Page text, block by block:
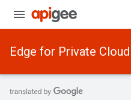
Edge for Private Cloud